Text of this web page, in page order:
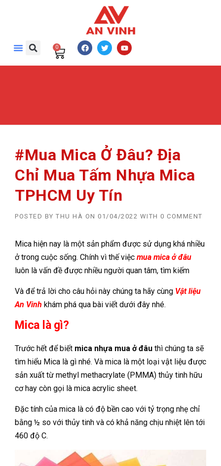
0
#Mua Mica Ở Đâu? Địa
Chỉ Mua Tấm Nhựa Mica
TPHCM Uy Tín
POSTED BY THU HÀ ON 01/04/2022 WITH 0 COMMENT
Mica hiện nay là một sản phẩm được sử dụng khá nhiều
ở trong cuộc sống. Chính vì thế việc mua mica ở đâu
luôn là vấn đề được nhiều người quan tâm, tìm kiếm
Và để trả lời cho câu hỏi này chúng ta hãy cùng Vật liệu
An Vinh khám phá qua bài viết dưới đây nhé.
Mica là gì?
Trước hết để biết mica nhựa mua ở đâu thì chúng ta sẽ
tìm hiểu Mica là gì nhé. Và mica là một loại vật liệu được
sản xuất từ methyl methacrylate (PMMA) thủy tinh hữu
cơ hay còn gọi là mica acrylic sheet.
Đặc tính của mica là có độ bền cao với tỷ trọng nhẹ chỉ
bằng ½ so với thủy tinh và có khả năng chịu nhiệt lên tới
460 độ C.